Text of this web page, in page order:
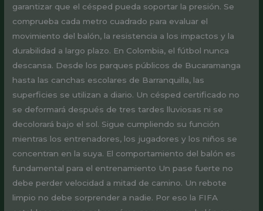
garantizar que el césped pueda soportar la presión. Se
comprueba cada metro cuadrado para evaluar el
movimiento del balón, la resistencia a los impactos y la
durabilidad a largo plazo. En Colombia, el fútbol nunca
descansa. Desde los parques públicos de Bucaramanga
hasta las canchas escolares de Barranquilla, las
superficies se utilizan a diario. Un césped certificado no
se deformará después de tres tardes lluviosas ni se
decolorará bajo el sol. Sigue cumpliendo su función
mientras los entrenadores, los jugadores y los niños se
concentran en la suya. El comportamiento del balón es
fundamental para el entrenamiento Un pase fuerte no
debe perder velocidad a mitad de camino. Un rebote
limpio no debe sorprender a nadie. Por eso la FIFA